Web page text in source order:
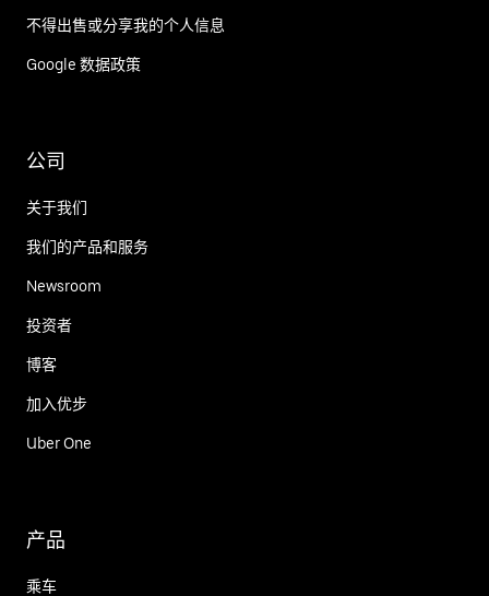
不得出售或分享我的个人信息
Google 数据政策
公司
关于我们
我们的产品和服务
Newsroom
投资者
博客
加入优步
Uber One
产品
乘车